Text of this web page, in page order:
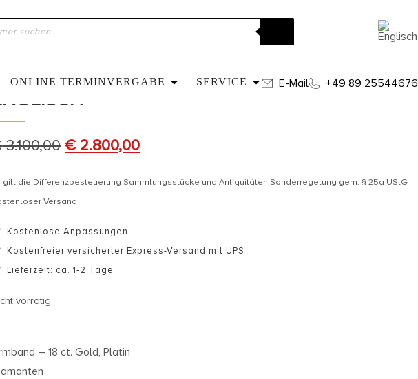
ONLINE TERMINVERGABE SERVICE E-Mail +49 89 25544676
»Shop»Um 1910 – Diamanten & Perlen Armband, englisch
1910 – DIAMANTEN & PERLEN ARMBAND,
3.100,00 €2.800,00
gilt die Differenzbesteuerung Sammlungsstücke und Antiquitäten Sonderregelung gem. § 25a UStG
Versand
Kostenlose Anpassungen
Kostenfreier versicherter Express-Versand mit UPS
Lieferzeit: ca. 1-2 Tage
vorrätig
– 18 ct. Gold, Platin